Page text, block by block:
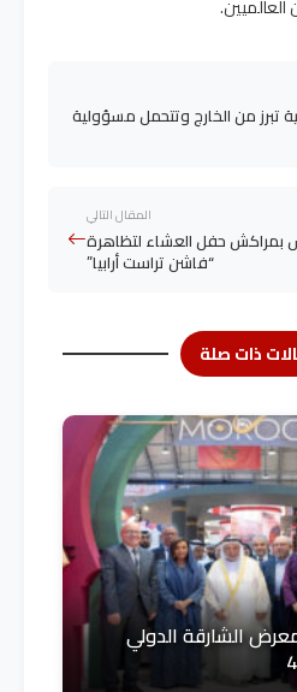
العالميين.
تبرز من الخارج وتتحمل مسؤولية
المقال التالي
بمراكش حفل العشاء لتظاهرة
“فاشن تراست أرابيا”
ذات صلة
الشارقة الدولي